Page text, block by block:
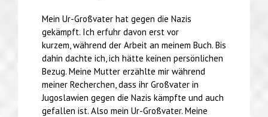
Mein Ur-Großvater hat gegen die Nazis
gekämpft. Ich erfuhr davon erst vor
kurzem, während der Arbeit an meinem Buch. Bis
dahin dachte ich, ich hätte keinen persönlichen
Bezug. Meine Mutter erzählte mir während
meiner Recherchen, dass ihr Großvater in
Jugoslawien gegen die Nazis kämpfte und auch
gefallen ist. Also mein Ur-Großvater. Meine